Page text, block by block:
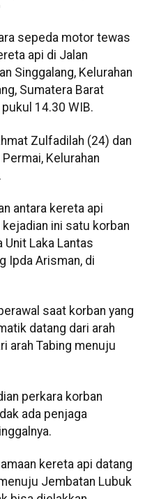
sepeda motor tewas
api di Jalan
Singgalang, Kelurahan
Sumatera Barat
14.30 WIB.
Zulfadilah (24) dan
Kelurahan
antara kereta api
ini satu korban
Unit Laka Lantas
Ipda Arisman, di
saat korban yang
datang dari arah
arah Tabing menuju
perkara korban
ada penjaga
kereta api datang
Jembatan Lubuk